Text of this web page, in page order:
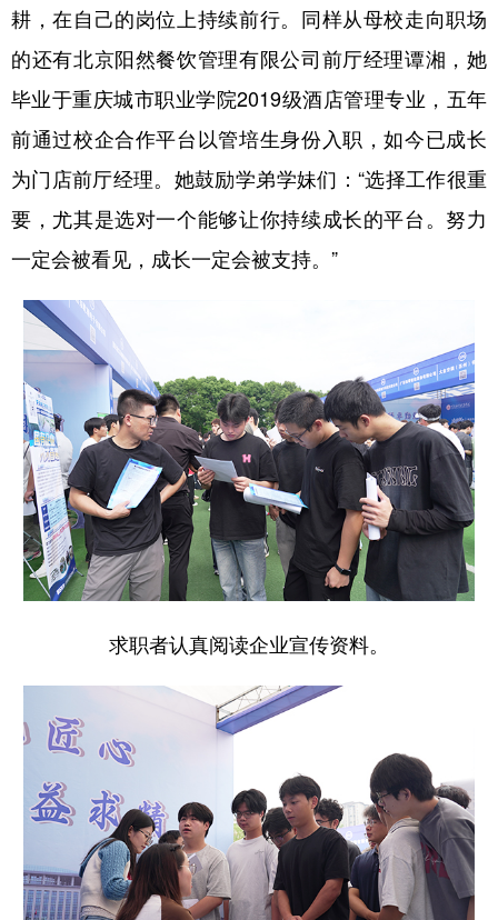
耕，在自己的岗位上持续前行。同样从母校走向职场
的还有北京阳然餐饮管理有限公司前厅经理谭湘，她
毕业于重庆城市职业学院2019级酒店管理专业，五年
前通过校企合作平台以管培生身份入职，如今已成长
为门店前厅经理。她鼓励学弟学妹们：“选择工作很重
要，尤其是选对一个能够让你持续成长的平台。努力
一定会被看见，成长一定会被支持。”
求职者认真阅读企业宣传资料。